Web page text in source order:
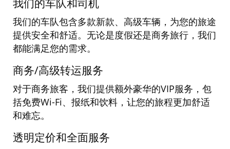
我们的车队和司机
我们的车队包含多款新款、高级车辆，为您的旅途
提供安全和舒适。无论是度假还是商务旅行，我们
都能满足您的需求。
商务/高级转运服务
对于商务旅客，我们提供额外豪华的VIP服务，包
括免费Wi-Fi、 报纸和饮料，让您的旅程更加舒适
和难忘。
透明定价和全面服务